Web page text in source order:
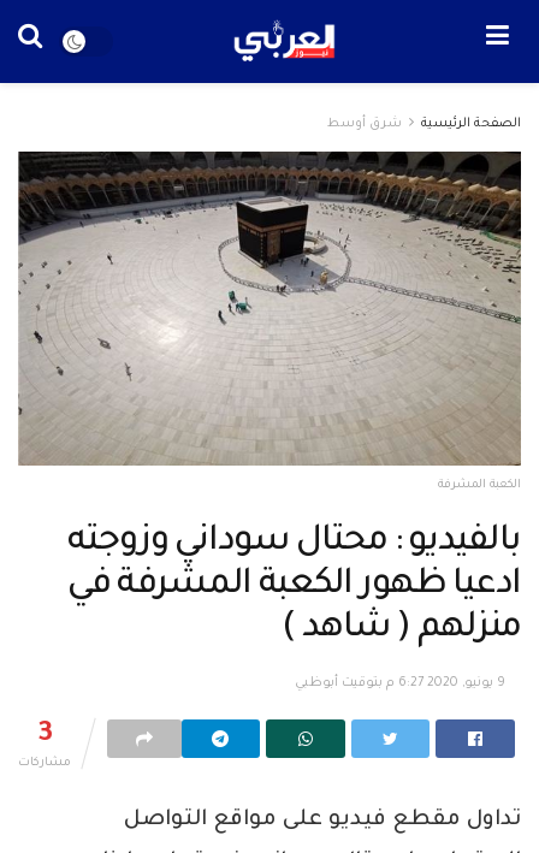
الصفحة الرئيسية شرق أوسط
الكعبة المشرفة
بالفيديو : محتال سوداني وزوجته
ادعيا ظهور الكعبة المشرفة في
منزلهم ( شاهد )
9 يونيو, 2020 6:27 م بتوقيت أبوظبي
3
مشاركات
تداول مقطع فيديو على مواقع التواصل